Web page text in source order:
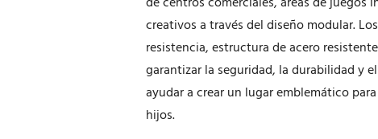
creativos a través del diseño modular.
resistencia, estructura de acero
garantizar la seguridad, la durabilidad y
ayudar a crear un lugar emblemático
hijos.